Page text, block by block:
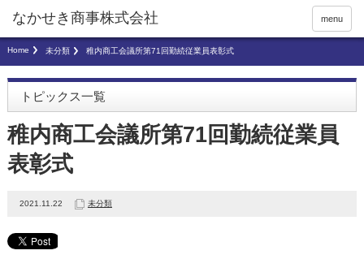
menu
Home 未分類 稚内商工会議所第71回勤続従業員表彰式
トピックス一覧
稚内商工会議所第71回勤続従業員
表彰式
2021.11.22 未分類